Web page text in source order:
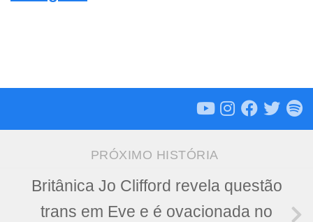
PRÓXIMO HISTÓRIA
Britânica Jo Clifford revela questão
trans em Eve e é ovacionada no